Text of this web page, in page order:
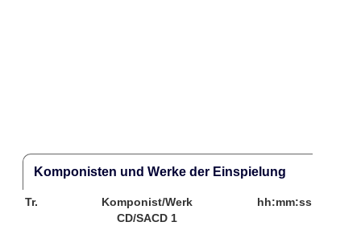
Komponisten und Werke der Einspielung
Tr. Komponist/Werk
hh:mm:ss
CD/SACD 1